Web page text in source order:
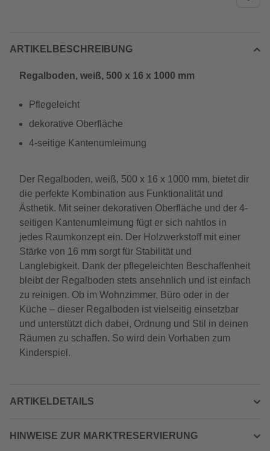
ARTIKELBESCHREIBUNG
Regalboden, weiß, 500 x 16 x 1000 mm
Pflegeleicht
dekorative Oberfläche
4-seitige Kantenumleimung
Der Regalboden, weiß, 500 x 16 x 1000 mm, bietet dir
die perfekte Kombination aus Funktionalität und
Ästhetik. Mit seiner dekorativen Oberfläche und der 4-
seitigen Kantenumleimung fügt er sich nahtlos in
jedes Raumkonzept ein. Der Holzwerkstoff mit einer
Stärke von 16 mm sorgt für Stabilität und
Langlebigkeit. Dank der pflegeleichten Beschaffenheit
bleibt der Regalboden stets ansehnlich und ist einfach
zu reinigen. Ob im Wohnzimmer, Büro oder in der
Küche – dieser Regalboden ist vielseitig einsetzbar
und unterstützt dich dabei, Ordnung und Stil in deinen
Räumen zu schaffen. So wird dein Vorhaben zum
Kinderspiel.
ARTIKELDETAILS
HINWEISE ZUR MARKTRESERVIERUNG